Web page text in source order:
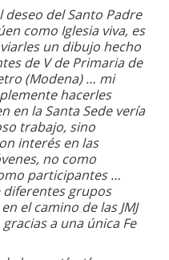
deseo del Santo Padre
como Iglesia viva, es
un dibujo hecho
de V de Primaria de
(Modena) … mi
hacerles
en la Santa Sede vería
trabajo, sino
interés en las
no como
participantes …
grupos
el camino de las JMJ
a una única Fe